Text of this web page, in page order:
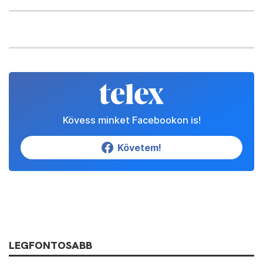
Kövess minket Facebookon is!
Követem!
LEGFONTOSABB